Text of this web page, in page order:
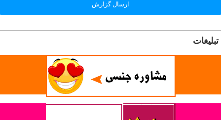
ارسال گزارش
تبلیغات